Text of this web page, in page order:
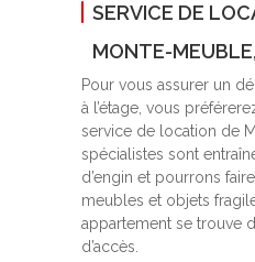
SERVICE DE
MONTE-
Pour vous assurer un
à l’étage, vous
service de location de
spécialistes sont
d’engin et pourrons
meubles et objets
appartement se trouve
d’accès.